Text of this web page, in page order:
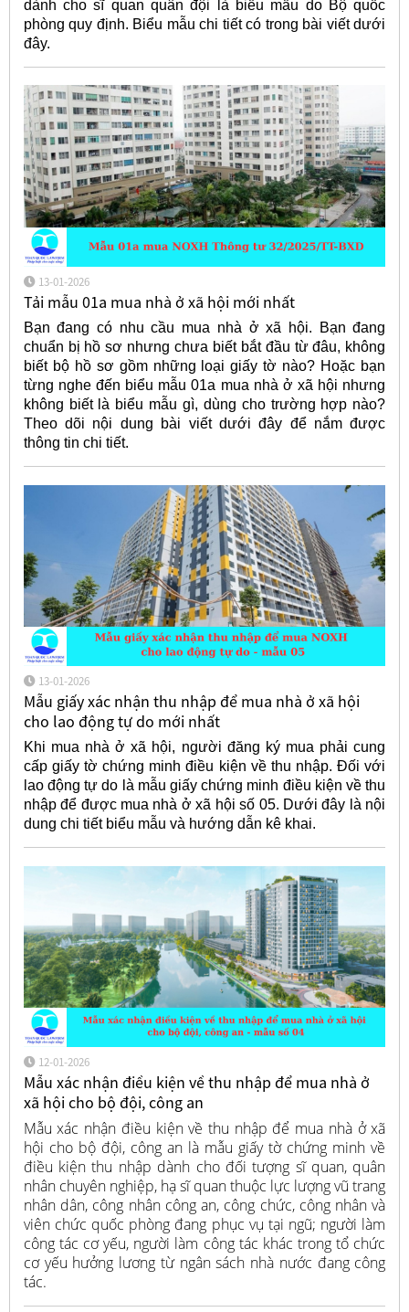
dành cho sĩ quan quân đội là biểu mẫu do Bộ quốc
phòng quy định. Biểu mẫu chi tiết có trong bài viết dưới
đây.
13-01-2026
Tải mẫu 01a mua nhà ở xã hội mới nhất
Bạn đang có nhu cầu mua nhà ở xã hội. Bạn đang
chuẩn bị hồ sơ nhưng chưa biết bắt đầu từ đâu, không
biết bộ hồ sơ gồm những loại giấy tờ nào? Hoặc bạn
từng nghe đến biểu mẫu 01a mua nhà ở xã hội nhưng
không biết là biểu mẫu gì, dùng cho trường hợp nào?
Theo dõi nội dung bài viết dưới đây để nắm được
thông tin chi tiết.
13-01-2026
Mẫu giấy xác nhận thu nhập để mua nhà ở xã hội
cho lao động tự do mới nhất
Khi mua nhà ở xã hội, người đăng ký mua phải cung
cấp giấy tờ chứng minh điều kiện về thu nhập. Đối với
lao động tự do là mẫu giấy chứng minh điều kiện về thu
nhập để được mua nhà ở xã hội số 05. Dưới đây là nội
dung chi tiết biểu mẫu và hướng dẫn kê khai.
12-01-2026
Mẫu xác nhận điều kiện về thu nhập để mua nhà ở
xã hội cho bộ đội, công an
Mẫu xác nhận điều kiện về thu nhập để mua nhà ở xã
hội cho bộ đội, công an là mẫu giấy tờ chứng minh về
điều kiện thu nhập dành cho đối tượng sĩ quan, quân
nhân chuyên nghiệp, hạ sĩ quan thuộc lực lượng vũ trang
nhân dân, công nhân công an, công chức, công nhân và
viên chức quốc phòng đang phục vụ tại ngũ; người làm
công tác cơ yếu, người làm công tác khác trong tổ chức
cơ yếu hưởng lương từ ngân sách nhà nước đang công
tác.